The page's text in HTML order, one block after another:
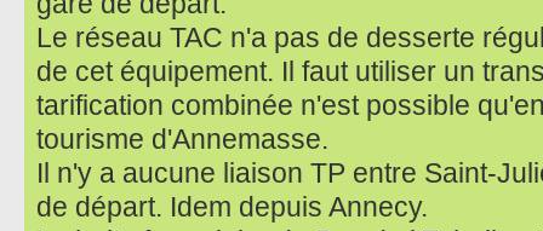
Le réseau TAC n'a pas de desserte
de cet équipement. Il faut utiliser un
tarification combinée n'est possible
tourisme d'Annemasse.
Il n'y a aucune liaison TP entre Saint-
de départ. Idem depuis Annecy.